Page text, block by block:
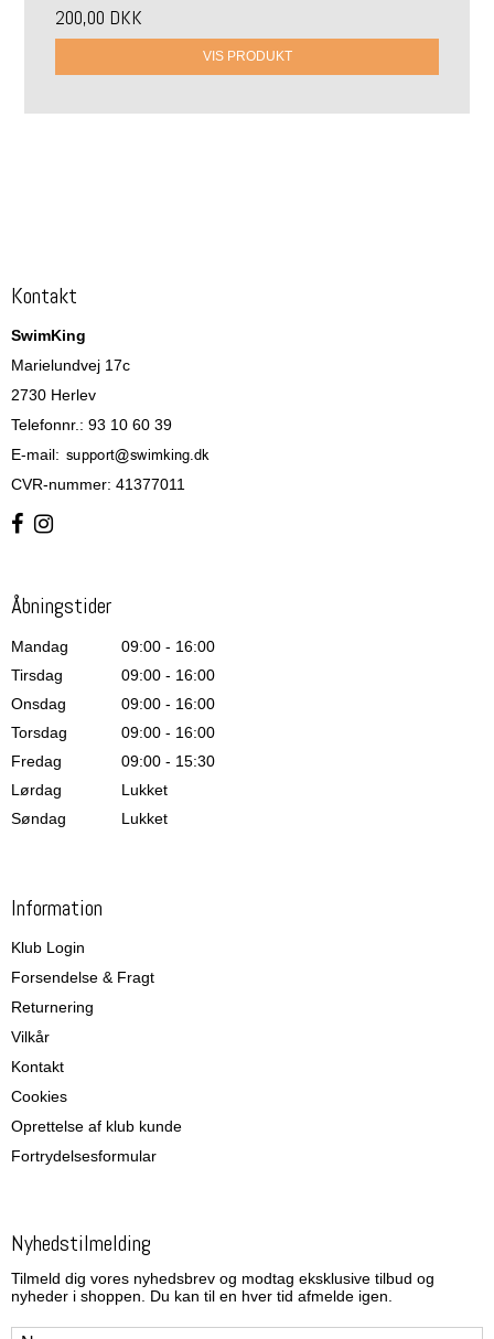
200,00 DKK
VIS PRODUKT
Kontakt
SwimKing
Marielundvej 17c
2730 Herlev
Telefonnr. : 93 10 60 39
E-mail:
CVR-nummer: 41377011
Åbningstider
Mandag
09:00 - 16:00
Tirsdag
09:00 - 16:00
Onsdag
09:00 - 16:00
Torsdag
09:00 - 16:00
Fredag
09:00 - 15:30
Lørdag
Lukket
Søndag
Lukket
Information
Klub Login
Forsendelse & Fragt
Returnering
Vilkår
Kontakt
Cookies
Oprettelse af klub kunde
Fortrydelsesformular
Nyhedstilmelding
Tilmeld dig vores nyhedsbrev og modtag eksklusive tilbud og
nyheder i shoppen. Du kan til en hver tid afmelde igen.